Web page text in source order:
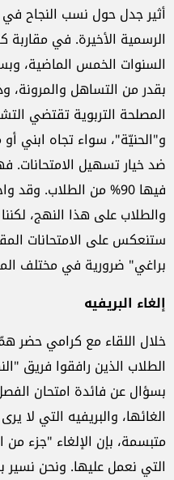
أثير جدل حول نسب النجاح في
الرسمية الأخيرة. في مقاربة
السنوات الخمس الماضية،
بقدر من التساهل والمرونة،
المصلحة التربوية تقتضي
و"الحنيّة"، سواء تجاه ابني
ضد خيار تسهيل
فيها 90% من الطلاب.
والطلاب على هذا النهج،
ستنعكس على الامتحانات
براغي" ضرورية في مختلف
إلغاء البريفيه
خلال اللقاء مع كرامي حضر
الطلاب الذين رافقوا فريق
بسؤال عن فائدة امتحان
الغائها، والبريفيه التي لا
متبسمة، بإن الإلغاء "جزء من
التي نعمل عليها. ونحن نسير